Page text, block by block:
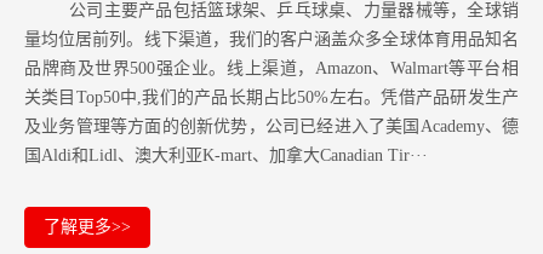
公司主要产品包括篮球架、乒乓球桌、力量器械等，全球销
量均位居前列。 线下渠道，我们的客户涵盖众多全球体育用品知名
品牌商及世界500强企业。 线上渠道，Amazon、Walmart等平台相
关类目Top50中,我们的产品长期占比50%左右。凭借产品研发生产
及业务管理等方面的创新优势，公司已经进入了美国Academy、德
国Aldi和Lidl、澳大利亚K-mart、加拿大Canadian Tir···
了解更多>>